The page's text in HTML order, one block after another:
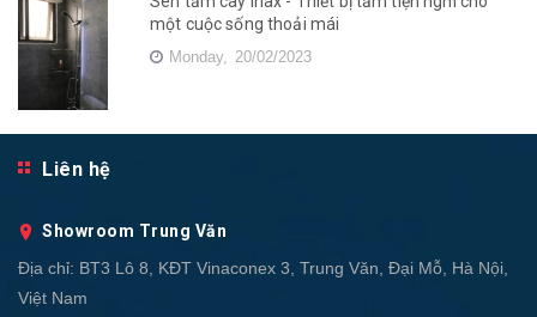
một cuộc sống thoải mái
Monday, 20/02/2023
Liên hệ
Showroom Trung Văn
Địa chỉ: BT3 Lô 8, KĐT Vinaconex 3, Trung Văn, Đại Mỗ, Hà Nội,
Việt Nam